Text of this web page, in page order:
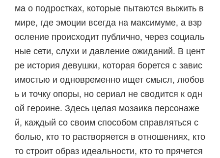
ма о подростках, которые пытаются выжить в
мире, где эмоции всегда на максимуме, а взр
осление происходит публично, через социаль
ные сети, слухи и давление ожиданий. В цент
ре история девушки, которая борется с завис
имостью и одновременно ищет смысл, любов
ь и точку опоры, но сериал не сводится к одн
ой героине. Здесь целая мозаика персонаже
й, каждый со своим способом справляться с
болью, кто то растворяется в отношениях, кто
то строит образ идеальности, кто то прячется